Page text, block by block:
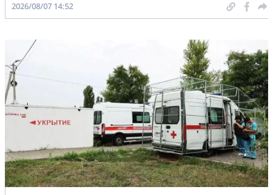
2026/08/07 14:52